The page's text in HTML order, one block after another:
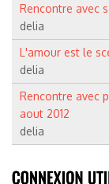
Rencontre avec
delia
L'amour est le
delia
Rencontre avec
aout 2012
delia